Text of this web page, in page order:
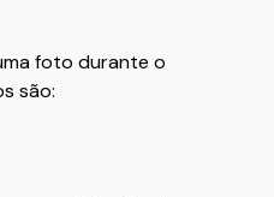
foto durante o
são: